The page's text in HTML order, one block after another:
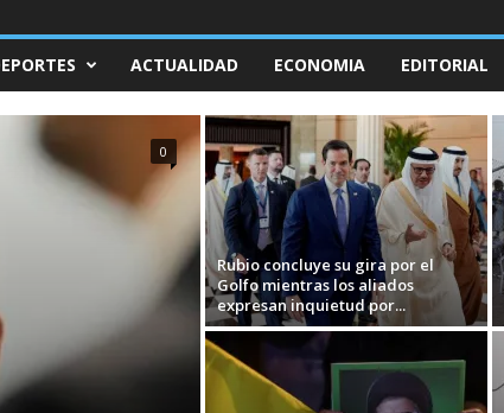
ACTUALIDAD ECONOMIA EDITORIAL
0
Rubio concluye su gira por el
Golfo mientras los aliados
expresan inquietud por...